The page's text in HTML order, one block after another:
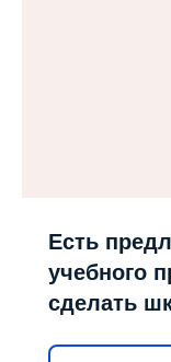
Есть
учебного
сделать